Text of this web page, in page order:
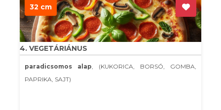
32 cm
4. VEGETÁRIÁNUS
paradicsomos alap, (KUKORICA, BORSÓ, GOMBA,
PAPRIKA, SAJT)